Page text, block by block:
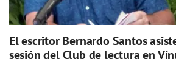
El escritor Bernardo Santos
sesión del Club de lectura en